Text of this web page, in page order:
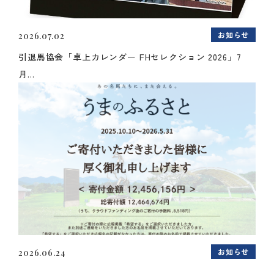
2026.07.02 お知らせ
引退馬協会「卓上カレンダー FHセレクション 2026」7
月...
2026.06.24 お知らせ